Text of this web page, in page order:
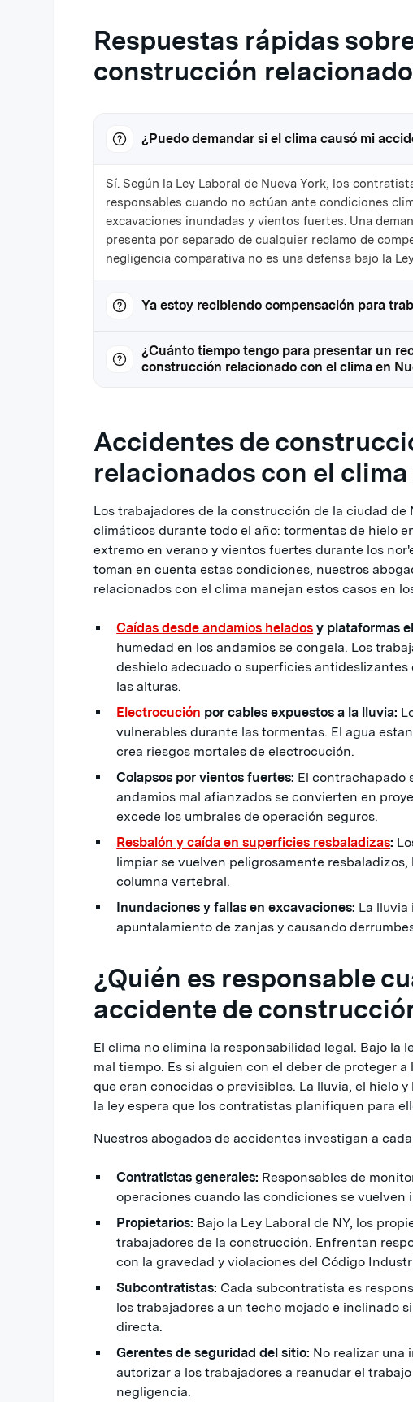
Respuestas rápidas
construcción
¿Puedo demandar si el clima causó mi
Sí. Según la Ley Laboral de Nueva York, los
responsables cuando no actúan ante condiciones
excavaciones inundadas y vientos fuertes. Una
presenta por separado de cualquier reclamo de
negligencia comparativa no es una defensa bajo la
Ya estoy recibiendo compensación para
¿Cuánto tiempo tengo para presentar un
construcción relacionado con el clima en
Accidentes de
relacionados con el
Los trabajadores de la construcción de la ciudad
climáticos durante todo el año: tormentas de hielo
extremo en verano y vientos fuertes durante los
toman en cuenta estas condiciones, nuestros
relacionados con el clima manejan estos casos en
Caídas desde andamios helados y plataformas
humedad en los andamios se congela. Los
deshielo adecuado o superficies
las alturas.
Electrocución por cables expuestos a la lluvia:
vulnerables durante las tormentas. El agua
crea riesgos mortales de electrocución.
Colapsos por vientos fuertes: El contrachapado
andamios mal afianzados se convierten en
excede los umbrales de operación seguros.
Resbalón y caída en superficies resbaladizas:
limpiar se vuelven peligrosamente
columna vertebral.
Inundaciones y fallas en excavaciones: La lluvia
apuntalamiento de zanjas y causando
¿Quién es responsable
accidente de
El clima no elimina la responsabilidad legal. Bajo la
mal tiempo. Es si alguien con el deber de proteger
que eran conocidas o previsibles. La lluvia, el hielo
la ley espera que los contratistas planifiquen para
Nuestros abogados de accidentes investigan a
Contratistas generales: Responsables de
operaciones cuando las condiciones se vuelven
Propietarios: Bajo la Ley Laboral de NY, los
trabajadores de la construcción. Enfrentan
con la gravedad y violaciones del Código
Subcontratistas: Cada subcontratista es
los trabajadores a un techo mojado e inclinado
directa.
Gerentes de seguridad del sitio: No realizar una
autorizar a los trabajadores a reanudar el
negligencia.